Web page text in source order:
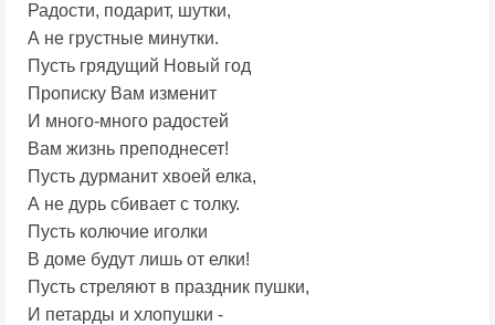
Радости, подарит, шутки,
А не грустные минутки.
Пусть грядущий Новый год
Прописку Вам изменит
И много-много радостей
Вам жизнь преподнесет!
Пусть дурманит хвоей елка,
А не дурь сбивает с толку.
Пусть колючие иголки
В доме будут лишь от елки!
Пусть стреляют в праздник пушки,
И петарды и хлопушки -